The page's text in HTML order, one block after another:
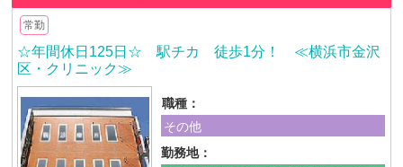
常勤
☆年間休日125日☆ 駅チカ 徒歩1分！ ≪横浜市金沢
区・クリニック≫
職種：
その他
勤務地：